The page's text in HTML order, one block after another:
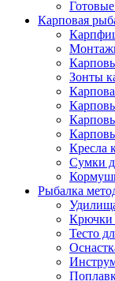
Карповая
Зонты
Кресла
Сумки
Рыбалка
Крючки
Тесто